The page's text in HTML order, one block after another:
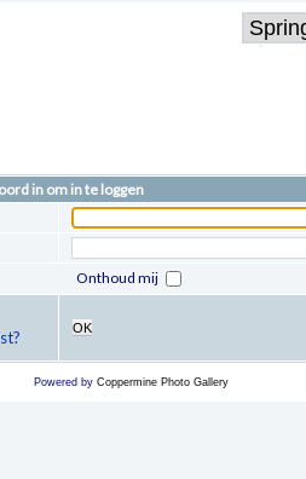
in om in te loggen
Onthoud mij
OK
Powered by Coppermine Photo Gallery